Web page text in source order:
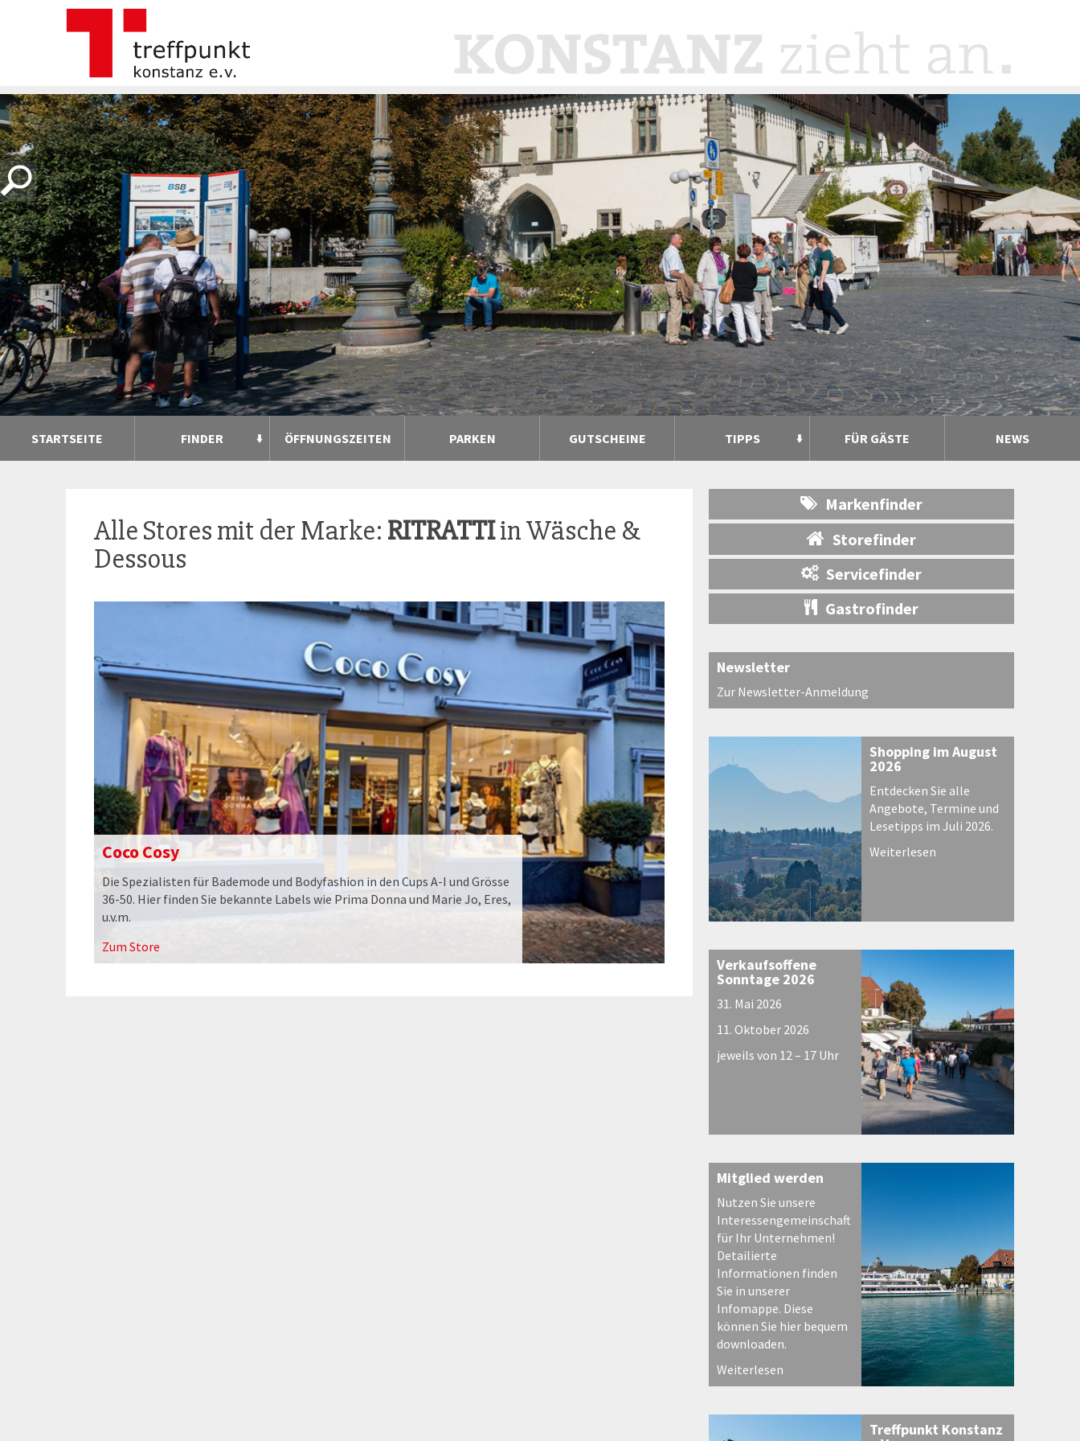
STARTSEITE FINDER ÖFFNUNGSZEITEN PARKEN GUTSCHEINE TIPPS FÜR GÄSTE NEWS
Alle Stores mit der Marke: RITRATTIin Wäsche &
Dessous
Coco Cosy
Die Spezialisten für Bademode und Bodyfashion in den Cups A-I und Grösse
36-50. Hier finden Sie bekannte Labels wie Prima Donna und Marie Jo, Eres,
u.v.m.
Zum Store
Markenfinder
Storefinder
Servicefinder
Gastrofinder
Newsletter
Zur Newsletter-Anmeldung
Shopping im August
2026
Entdecken Sie alle
Angebote, Termine und
Lesetipps im Juli 2026.
Weiterlesen
Verkaufsoffene
Sonntage 2026
31. Mai 2026
11. Oktober 2026
jeweils von 12 – 17 Uhr
Mitglied werden
Nutzen Sie unsere
Interessengemeinschaft
für Ihr Unternehmen!
Detailierte
Informationen finden
Sie in unserer
Infomappe. Diese
können Sie hier bequem
downloaden.
Weiterlesen
Treffpunkt Konstanz